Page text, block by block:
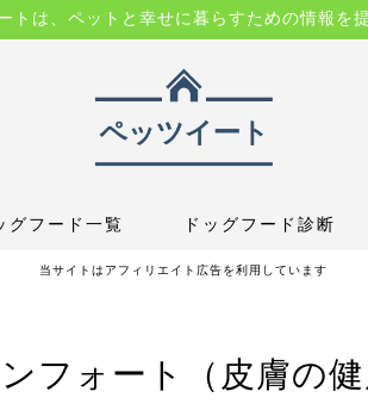
トは、ペットと幸せに暮らすための情報を
グフード一覧 ドッグフード診断
当サイトはアフィリエイト広告を利用しています
フォート（皮膚の